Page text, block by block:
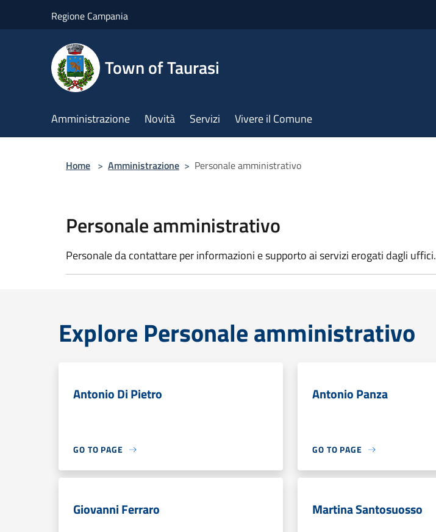
Regione Campania
Town of Taurasi
Amministrazione Novità Servizi Vivere il Comune
Home > Amministrazione > Personale amministrativo
Personale amministrativo
Personale da contattare per informazioni e supporto ai servizi erogati dagli uffici.
Explore Personale amministrativo
Antonio Di Pietro
GO TO PAGE
Antonio Panza
GO TO PAGE
Giovanni Ferraro Martina Santosuosso